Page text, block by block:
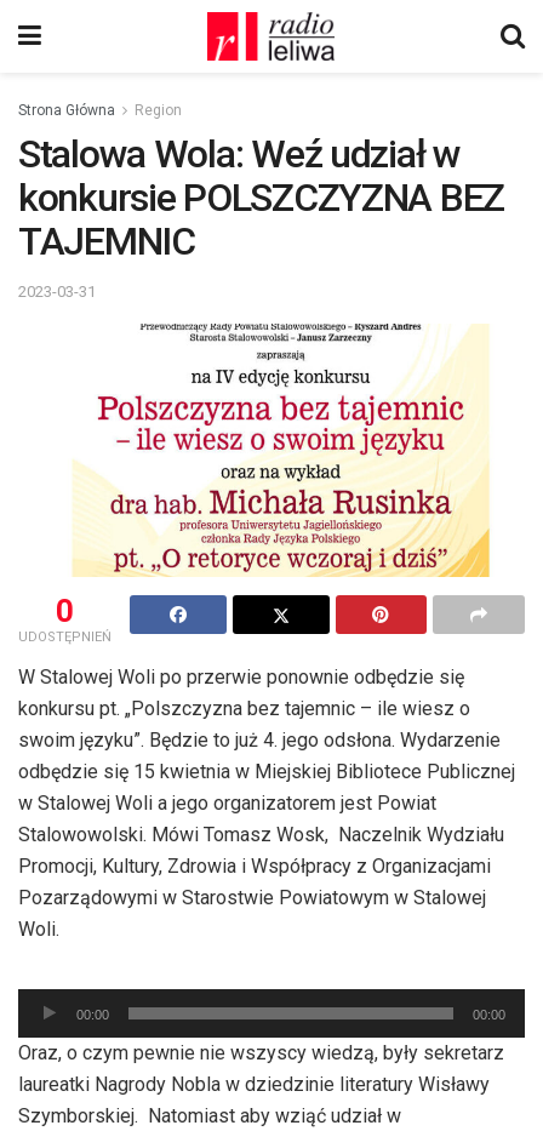
Strona Główna Region
Stalowa Wola: Weź udział w
konkursie POLSZCZYZNA BEZ
TAJEMNIC
2023-03-31
0
UDOSTĘPNIEŃ
W Stalowej Woli po przerwie ponownie odbędzie się
konkursu pt. „Polszczyzna bez tajemnic – ile wiesz o
swoim języku”. Będzie to już 4. jego odsłona. Wydarzenie
odbędzie się 15 kwietnia w Miejskiej Bibliotece Publicznej
w Stalowej Woli a jego organizatorem jest Powiat
Stalowowolski. Mówi Tomasz Wosk, Naczelnik Wydziału
Promocji, Kultury, Zdrowia i Współpracy z Organizacjami
Pozarządowymi w Starostwie Powiatowym w Stalowej
Woli.
Odtwarzacz
plików
dźwiękowych
00:00 00:00
Oraz, o czym pewnie nie wszyscy wiedzą, były sekretarz
laureatki Nagrody Nobla w dziedzinie literatury Wisławy
Szymborskiej. Natomiast aby wziąć udział w